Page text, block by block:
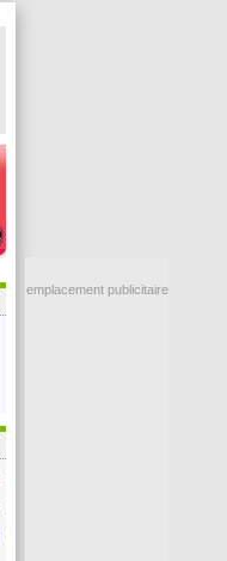
emplacement publicitaire